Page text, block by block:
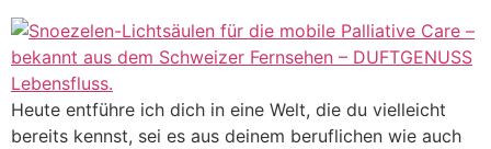
Heute entführe ich dich in eine Welt, die du vielleicht
bereits kennst, sei es aus deinem beruflichen wie auch